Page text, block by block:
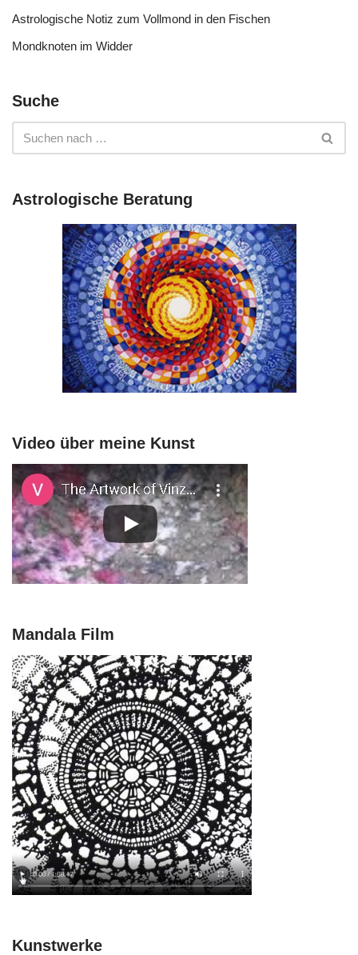
Astrologische Notiz zum Vollmond in den Fischen
Mondknoten im Widder
Suche
Astrologische Beratung
Video über meine Kunst
Mandala Film
Kunstwerke